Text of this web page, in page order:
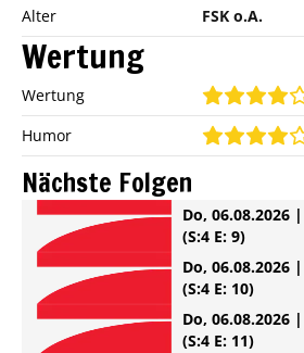
Alter
FSK o.A.
Wertung
Wertung
Humor
Nächste Folgen
Do, 06.08.2026
(S:4 E: 9)
Do, 06.08.2026
(S:4 E: 10)
Do, 06.08.2026
(S:4 E: 11)